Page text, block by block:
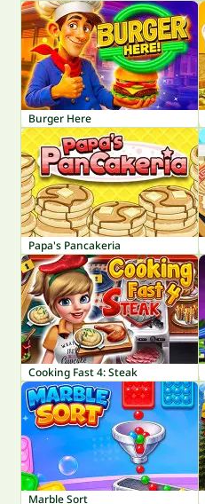
Burger Here
Papa's Pancakeria
Cooking Fast 4: Steak
Marble Sort